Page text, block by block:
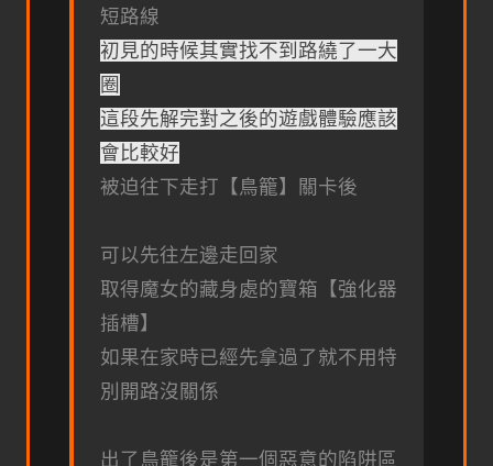
短路線
初見的時候其實找不到路繞了一大
圈
這段先解完對之後的遊戲體驗應該
會比較好
被迫往下走打【鳥籠】關卡後
可以先往左邊走回家
取得魔女的藏身處的寶箱【強化器
插槽】
如果在家時已經先拿過了就不用特
別開路沒關係
出了鳥籠後是第一個惡意的陷阱區